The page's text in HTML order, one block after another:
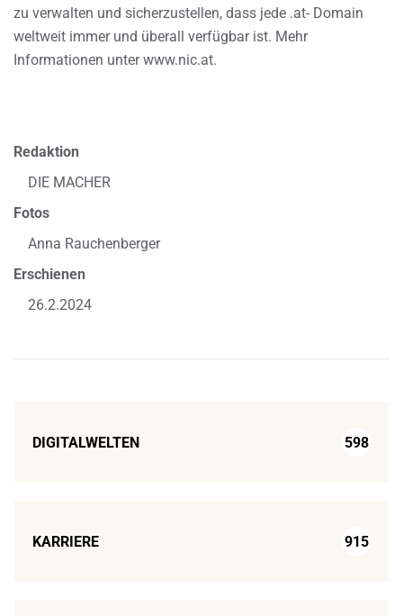
zu verwalten und sicherzustellen, dass jede .at- Domain
weltweit immer und überall verfügbar ist. Mehr
Informationen unter www.nic.at.
Redaktion
DIE MACHER
Fotos
Anna Rauchenberger
Erschienen
26.2.2024
DIGITALWELTEN 598
KARRIERE 915